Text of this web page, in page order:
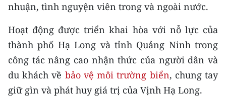
РУССКИЙ
ESPAÑOL
한국어
nhuận, tình nguyện viên trong và ngoài nước.
Hoạt động được triển khai hòa với nỗ lực của
thành phố Hạ Long và tỉnh Quảng Ninh trong
công tác nâng cao nhận thức của người dân và
du khách về bảo vệ môi trường biển, chung tay
giữ gìn và phát huy giá trị của Vịnh Hạ Long.